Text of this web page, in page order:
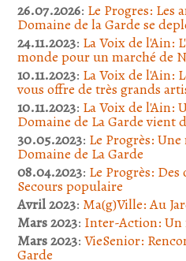
26.07.2026: Le Progres: Les
Domaine de la Garde se
24.11.2023: La Voix de l'Ain:
monde pour un marché de
10.11.2023: La Voix de l'Ain:
vous offre de très grands
10.11.2023: La Voix de l'Ain:
Domaine de La Garde vient
30.05.2023: Le Progrès:
Domaine de La Garde
08.04.2023: Le Progrès:
Secours populaire
Avril 2023: Ma(g)Ville: Au
Mars 2023: Inter-Action: Un
Mars 2023: VieSenior:
Garde